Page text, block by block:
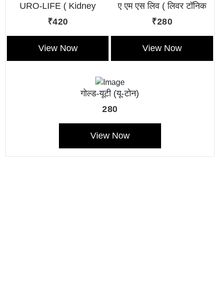
URO-LIFE ( Kidney
Tonic)
₹420
View Now
ए एम एस लिव ( लिवर टॉनिक
लिक्विड )
₹280
View Now
गोल्ड-यूटी (यू-टोन)
280
View Now